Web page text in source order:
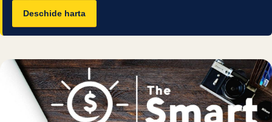
Deschide harta